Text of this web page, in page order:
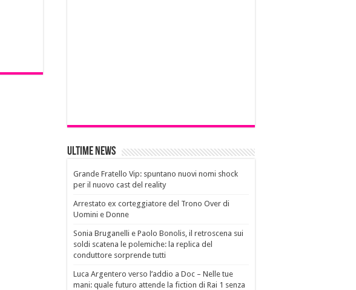
Ultime News
Grande Fratello Vip: spuntano nuovi nomi shock
per il nuovo cast del reality
Arrestato ex corteggiatore del Trono Over di
Uomini e Donne
Sonia Bruganelli e Paolo Bonolis, il retroscena sui
soldi scatena le polemiche: la replica del
conduttore sorprende tutti
Luca Argentero verso l’addio a Doc – Nelle tue
mani: quale futuro attende la fiction di Rai 1 senza